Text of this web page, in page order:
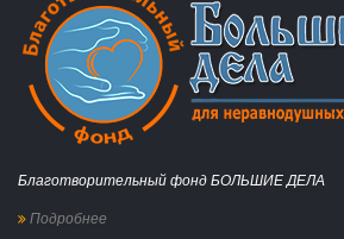
Благотворительный фонд БОЛЬШИЕ ДЕЛА
Подробнее